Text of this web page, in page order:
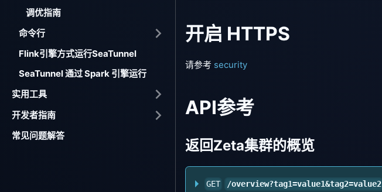
调优指南
命令行
Flink引擎方式运行SeaTunnel
SeaTunnel 通过 Spark 引擎运行
实用工具
开发者指南
常见问题解答
开启 HTTPS
请参考 security
API参考
返回Zeta集群的概览
GET /overview?tag1=value1&tag2=value2